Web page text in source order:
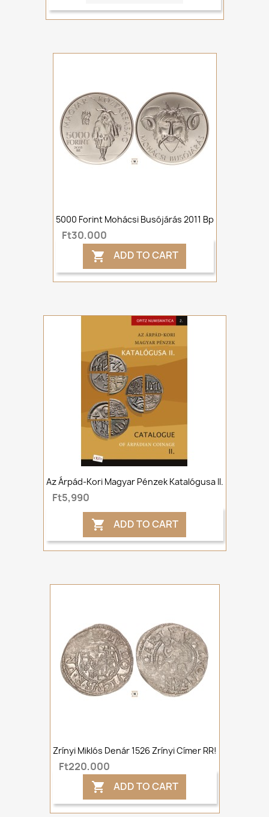
5000 Forint Mohácsi Busójárás 2011 Bp
Ft30,000
 ADD TO CART
Az Árpád-Kori Magyar Pénzek Katalógusa II.
Ft5,990
 ADD TO CART
Zrínyi Miklós Denár 1526 Zrínyi Címer RR!
Ft220,000
 ADD TO CART